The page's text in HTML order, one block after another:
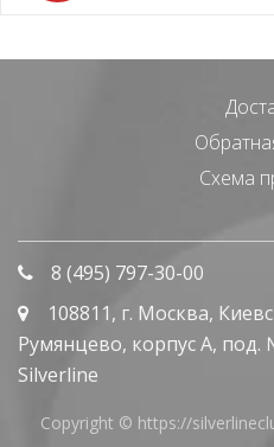
Схема
8 (495) 797-30-00
108811, г. Москва,
Румянцево, корпус А, под.
Silverline
Copyright © https://